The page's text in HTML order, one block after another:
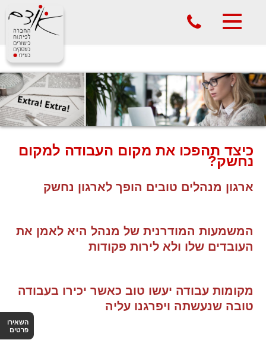
Toggle
navigation
phone
כיצד תהפכו את מקום העבודה למקום
נחשק?
ארגון מנהלים טובים הופך לארגון נחשק
המשמעות המודרנית של מנהל היא לאמן את
העובדים שלו ולא לירות פקודות
מקומות עבודה יעשו טוב כאשר יכירו בעבודה
טובה שנעשתה ויפרגנו עליה
השאירו
פרטים